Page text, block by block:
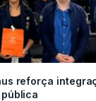
reforça